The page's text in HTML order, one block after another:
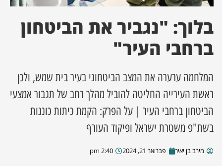
מסע מלחמה
השבוע
עסקים
בלוך: "נגביר את הביטחון
ברחבי העיר"
המלחמה ערערה את המצב הביטחוני בעיר בית שמש, ולכן
ראשת העירייה החליטה להוביל מהלך רחב של תגבור אמצעי
הביטחון ברחבי העיר | על הפרק: הקמת כיתות כוננות
בשת"פ משטרת ישראל ופיקוד העורף
מירב בן יאיר פברואר 21, 2024 2:40 pm